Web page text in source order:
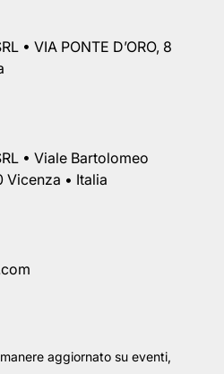
• VIA PONTE D’ORO, 8
• Viale Bartolomeo
Vicenza • Italia
aggiornato su eventi,